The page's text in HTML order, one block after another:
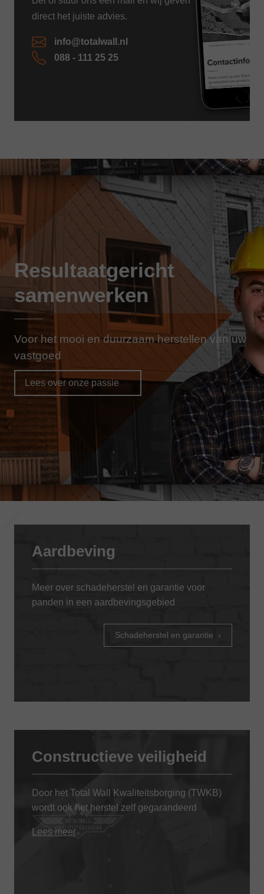
direct het juiste advies.
info@totalwall.nl
088 - 111 25 25
Resultaatgericht
samenwerken
Voor het mooi en duurzaam herstellen van uw
vastgoed
Lees over onze passie
Aardbeving
Meer over schadeherstel en garantie voor
panden in een aardbevingsgebied
Schadeherstel en garantie
Constructieve veiligheid
Door het Total Wall Kwaliteitsborging (TWKB)
wordt ook het herstel zelf gegarandeerd
Lees meer